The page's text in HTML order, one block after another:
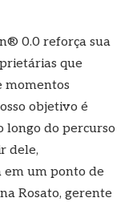
0.0 reforça sua
que
momentos
objetivo é
longo do percurso
dele,
em um ponto de
Rosato, gerente